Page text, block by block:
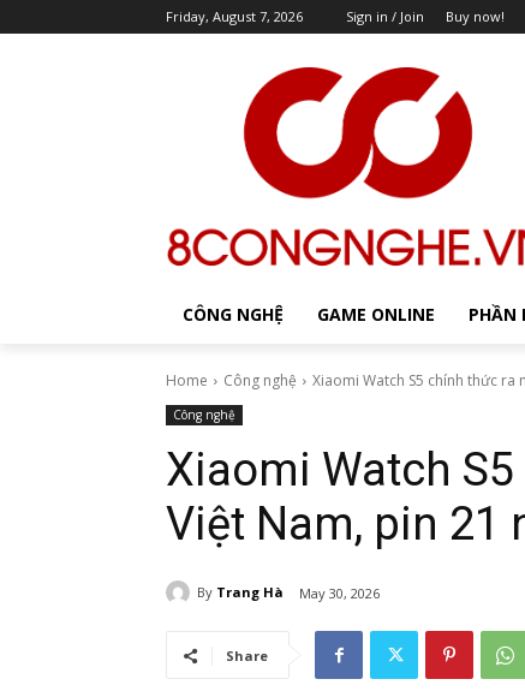
Friday, August 7, 2026 Sign in / Join Buy now!
CÔNG NGHỆ GAME ONLINE PHẦN
Home Công nghệ Xiaomi Watch S5 chính thức ra
Công nghệ
Xiaomi Watch
Việt Nam, pin 21
By Trang Hà May 30, 2026
Share